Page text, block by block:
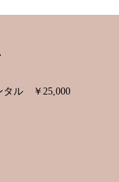
タル ￥25,000